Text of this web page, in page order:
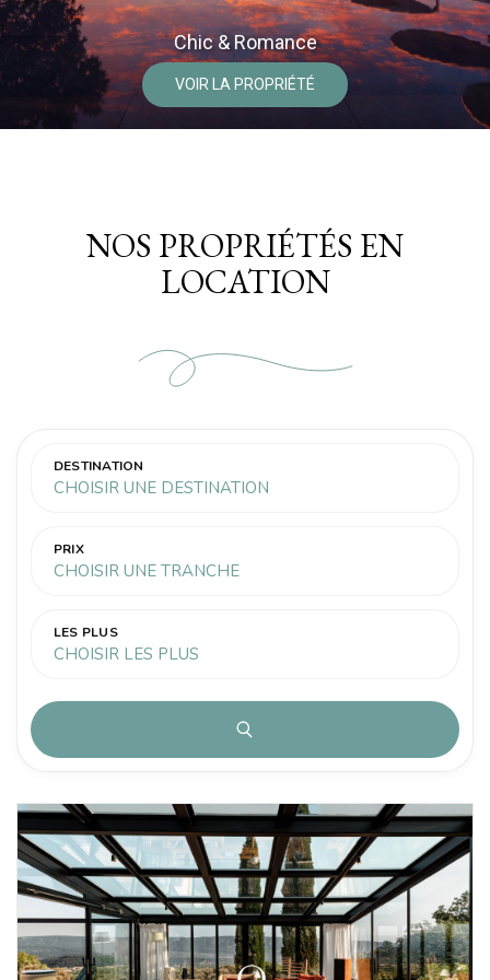
Le Goût du Luxe!
VOIR LA PROPRIÉTÉ
NOS PROPRIÉTÉS EN
LOCATION
DESTINATION
CHOISIR UNE DESTINATION
PRIX
CHOISIR UNE TRANCHE
LES PLUS
CHOISIR LES PLUS